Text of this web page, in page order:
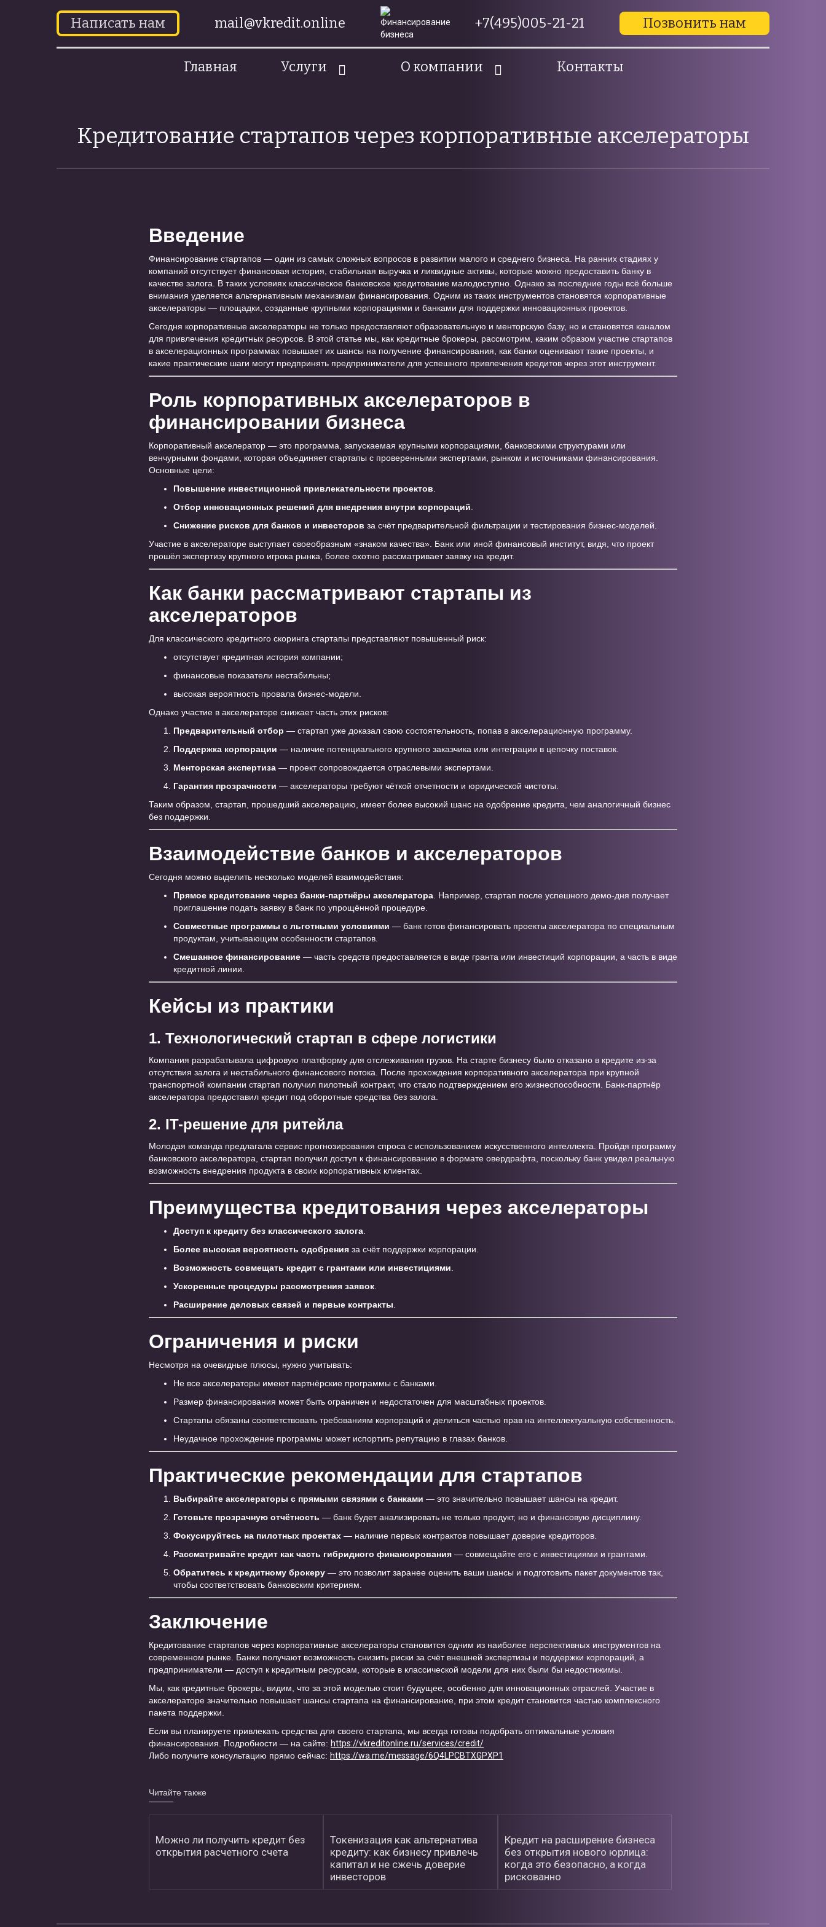
Написать нам mail@vkredit.online +7(495)005-21-21 Позвонить нам
Главная Услуги О компании Контакты
Кредитование стартапов через корпоративные акселераторы
Введение
Финансирование стартапов — один из самых сложных вопросов в развитии малого и среднего бизнеса. На ранних стадиях у
компаний отсутствует финансовая история, стабильная выручка и ликвидные активы, которые можно предоставить банку в
качестве залога. В таких условиях классическое банковское кредитование малодоступно. Однако за последние годы всё больше
внимания уделяется альтернативным механизмам финансирования. Одним из таких инструментов становятся корпоративные
акселераторы — площадки, созданные крупными корпорациями и банками для поддержки инновационных проектов.
Сегодня корпоративные акселераторы не только предоставляют образовательную и менторскую базу, но и становятся каналом
для привлечения кредитных ресурсов. В этой статье мы, как кредитные брокеры, рассмотрим, каким образом участие стартапов
в акселерационных программах повышает их шансы на получение финансирования, как банки оценивают такие проекты, и
какие практические шаги могут предпринять предприниматели для успешного привлечения кредитов через этот инструмент.
Роль корпоративных акселераторов в
финансировании бизнеса
Корпоративный акселератор — это программа, запускаемая крупными корпорациями, банковскими структурами или
венчурными фондами, которая объединяет стартапы с проверенными экспертами, рынком и источниками финансирования.
Основные цели:
Повышение инвестиционной привлекательности проектов
Отбор инновационных решений для внедрения внутри корпораций
Снижение рисков для банков и инвесторов за счёт предварительной фильтрации и тестирования бизнес-моделей.
Участие в акселераторе выступает своеобразным «знаком качества». Банк или иной финансовый институт, видя, что проект
прошёл экспертизу крупного игрока рынка, более охотно рассматривает заявку на кредит.
Как банки рассматривают стартапы из
акселераторов
Для классического кредитного скоринга стартапы представляют повышенный риск:
отсутствует кредитная история компании;
финансовые показатели нестабильны;
высокая вероятность провала бизнес-модели.
Однако участие в акселераторе снижает часть этих рисков:
Предварительный отбор — стартап уже доказал свою состоятельность, попав в акселерационную программу.
Поддержка корпорации — наличие потенциального крупного заказчика или интеграции в цепочку поставок.
Менторская экспертиза — проект сопровождается отраслевыми экспертами.
Гарантия прозрачности — акселераторы требуют чёткой отчетности и юридической чистоты.
Таким образом, стартап, прошедший акселерацию, имеет более высокий шанс на одобрение кредита, чем аналогичный бизнес
без поддержки.
Взаимодействие банков и акселераторов
Сегодня можно выделить несколько моделей взаимодействия:
Прямое кредитование через банки-партнёры акселератора . Например, стартап после успешного демо-дня получает
приглашение подать заявку в банк по упрощённой процедуре.
Совместные программы с льготными условиями — банк готов финансировать проекты акселератора по специальным
продуктам, учитывающим особенности стартапов.
Смешанное финансирование — часть средств предоставляется в виде гранта или инвестиций корпорации, а часть в виде
кредитной линии.
Кейсы из практики
1. Технологический стартап в сфере логистики
Компания разрабатывала цифровую платформу для отслеживания грузов. На старте бизнесу было отказано в кредите из-за
отсутствия залога и нестабильного финансового потока. После прохождения корпоративного акселератора при крупной
транспортной компании стартап получил пилотный контракт, что стало подтверждением его жизнеспособности. Банк-партнёр
акселератора предоставил кредит под оборотные средства без залога.
2. IT-решение для ритейла
Молодая команда предлагала сервис прогнозирования спроса с использованием искусственного интеллекта. Пройдя программу
банковского акселератора, стартап получил доступ к финансированию в формате овердрафта, поскольку банк увидел реальную
возможность внедрения продукта в своих корпоративных клиентах.
Преимущества кредитования через акселераторы
Доступ к кредиту без классического залога
Более высокая вероятность одобрения за счёт поддержки корпорации.
Возможность совмещать кредит с грантами или инвестициями
Ускоренные процедуры рассмотрения заявок
Расширение деловых связей и первые контракты
Ограничения и риски
Несмотря на очевидные плюсы, нужно учитывать:
Не все акселераторы имеют партнёрские программы с банками.
Размер финансирования может быть ограничен и недостаточен для масштабных проектов.
Стартапы обязаны соответствовать требованиям корпораций и делиться частью прав на интеллектуальную собственность.
Неудачное прохождение программы может испортить репутацию в глазах банков.
Практические рекомендации для стартапов
Выбирайте акселераторы с прямыми связями с банками — это значительно повышает шансы на кредит.
Готовьте прозрачную отчётность — банк будет анализировать не только продукт, но и финансовую дисциплину.
Фокусируйтесь на пилотных проектах — наличие первых контрактов повышает доверие кредиторов.
Рассматривайте кредит как часть гибридного финансирования — совмещайте его с инвестициями и грантами.
Обратитесь к кредитному брокеру — это позволит заранее оценить ваши шансы и подготовить пакет документов так,
чтобы соответствовать банковским критериям.
Заключение
Кредитование стартапов через корпоративные акселераторы становится одним из наиболее перспективных инструментов на
современном рынке. Банки получают возможность снизить риски за счёт внешней экспертизы и поддержки корпораций, а
предприниматели — доступ к кредитным ресурсам, которые в классической модели для них были бы недостижимы.
Мы, как кредитные брокеры, видим, что за этой моделью стоит будущее, особенно для инновационных отраслей. Участие в
акселераторе значительно повышает шансы стартапа на финансирование, при этом кредит становится частью комплексного
пакета поддержки.
Если вы планируете привлекать средства для своего стартапа, мы всегда готовы подобрать оптимальные условия
финансирования. Подробности — на сайте: https://vkreditonline.ru/services/credit/
Либо получите консультацию прямо сейчас: https://wa.me/message/6Q4LPCBTXGPXP1
Читайте также
Можно ли получить кредит без
открытия расчетного счета
Токенизация как альтернатива
кредиту: как бизнесу привлечь
капитал и не сжечь доверие
инвесторов
Кредит на расширение бизнеса
без открытия нового юрлица:
когда это безопасно, а когда
рискованно